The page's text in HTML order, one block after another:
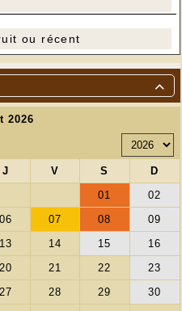

ou récent